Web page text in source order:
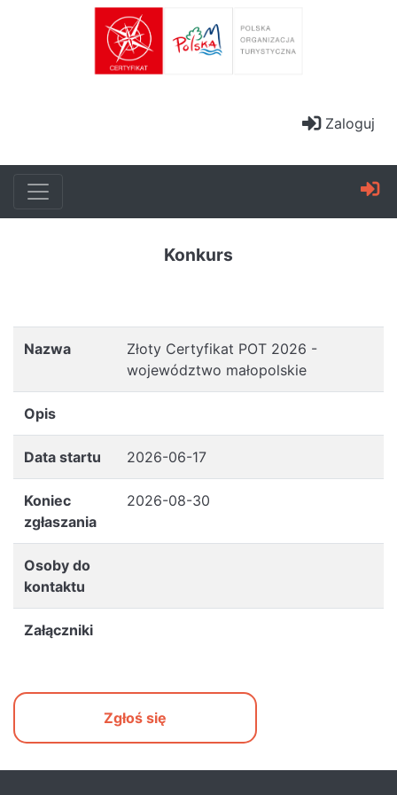
Zaloguj
Konkurs
Nazwa
Złoty Certyfikat POT 2026 -
województwo małopolskie
Opis
Data startu 2026-06-17
Koniec
zgłaszania
2026-08-30
Osoby do
kontaktu
Załączniki
Zgłoś się